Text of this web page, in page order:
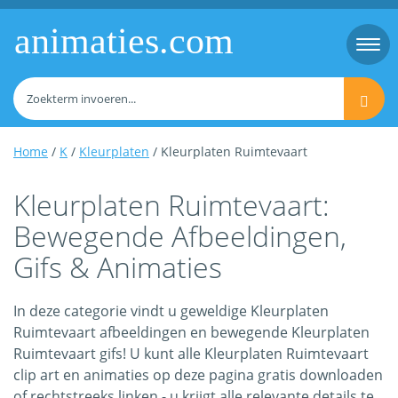
animaties.com
Home / K / Kleurplaten / Kleurplaten Ruimtevaart
Kleurplaten Ruimtevaart:
Bewegende Afbeeldingen,
Gifs & Animaties
In deze categorie vindt u geweldige Kleurplaten
Ruimtevaart afbeeldingen en bewegende Kleurplaten
Ruimtevaart gifs! U kunt alle Kleurplaten Ruimtevaart
clip art en animaties op deze pagina gratis downloaden